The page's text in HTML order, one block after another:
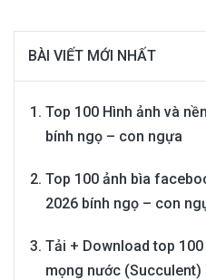
BÀI VIẾT MỚI NHẤT
Top 100 Hình ảnh và
bính ngọ – con ngựa
Top 100 ảnh bìa
2026 bính ngọ – con
Tải + Download top
mọng nước (Succulent)